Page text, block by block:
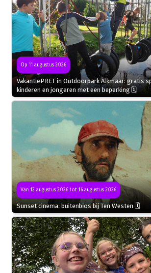
Op 11 augustus 2026
VakantiePRET in Outdoorpark Alkmaar: gratis
kinderen en jongeren met een beperking 🗓
Van 12 augustus 2026 tot 16 augustus 2026
Sunset cinema: buitenbios bij Ten Westen 🗓